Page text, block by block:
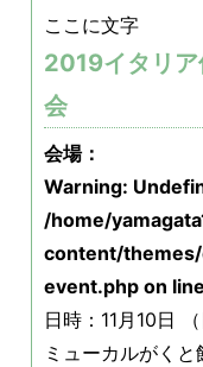
ここに文字
2019イタリア
会
会場：
Warning:
/home/
content/
event.php on line
日時：11月10日
ミューカルがく